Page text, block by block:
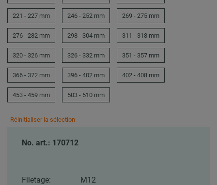
221 - 227 mm 246 - 252 mm 269 - 275 mm
276 - 282 mm 298 - 304 mm 311 - 318 mm
320 - 326 mm 326 - 332 mm 351 - 357 mm
366 - 372 mm 396 - 402 mm 402 - 408 mm
453 - 459 mm 503 - 510 mm
Réinitialiser la sélection
No. art.: 170712
Filetage:
M12